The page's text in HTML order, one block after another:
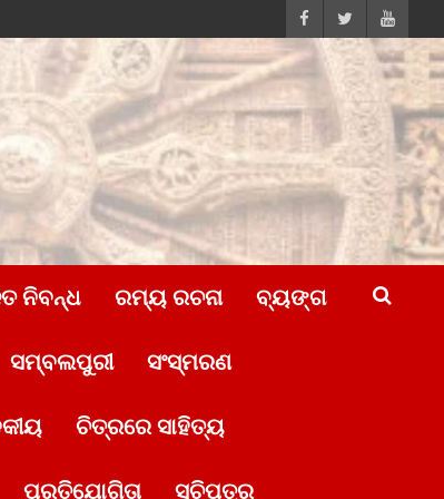
ନିବନ୍ଧ ରମ୍ୟ ରଚନା ବ୍ୟଙ୍ଗ
ସମ୍ବଲପୁରୀ ସଂସ୍ମରଣ
ଚିତ୍ରରେ ସାହିତ୍ୟ
ପ୍ରତିଯୋଗିତା ସୂଚିପତ୍ର